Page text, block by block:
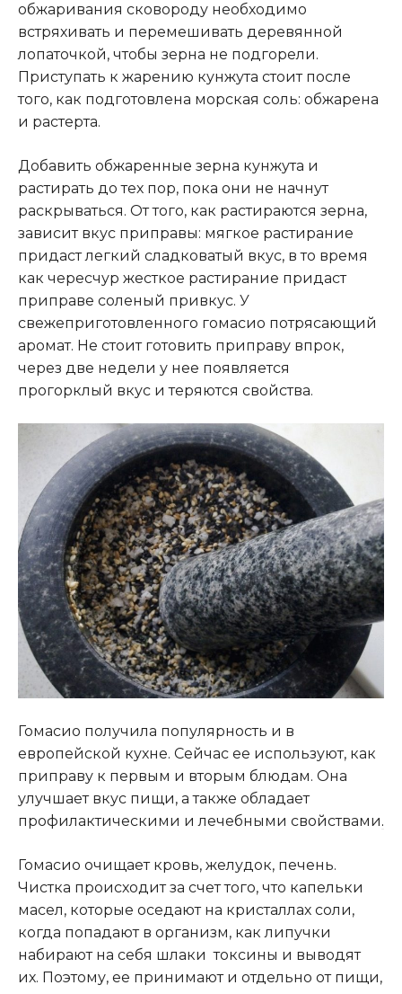
обжаривания сковороду необходимо
встряхивать и перемешивать деревянной
лопаточкой, чтобы зерна не подгорели.
Приступать к жарению кунжута стоит после
того, как подготовлена морская соль: обжарена
и растерта.
Добавить обжаренные зерна кунжута и
растирать до тех пор, пока они не начнут
раскрываться. От того, как растираются зерна,
зависит вкус приправы: мягкое растирание
придаст легкий сладковатый вкус, в то время
как чересчур жесткое растирание придаст
приправе соленый привкус. У
свежеприготовленного гомасио потрясающий
аромат. Не стоит готовить приправу впрок,
через две недели у нее появляется
прогорклый вкус и теряются свойства.
Гомасио получила популярность и в
европейской кухне. Сейчас ее используют, как
приправу к первым и вторым блюдам. Она
улучшает вкус пищи, а также обладает
профилактическими и лечебными свойствами.
Гомасио очищает кровь, желудок, печень.
Чистка происходит за счет того, что капельки
масел, которые оседают на кристаллах соли,
когда попадают в организм, как липучки
набирают на себя шлаки токсины и выводят
их. Поэтому, ее принимают и отдельно от пищи,